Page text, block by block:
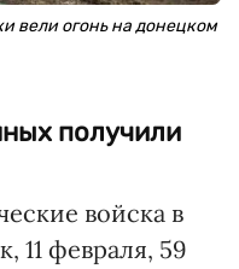
вели огонь на донецком
получили
войска в
11 февраля, 59